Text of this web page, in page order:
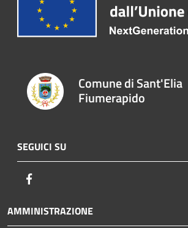
Comune di Sant'Elia
Fiumerapido
SEGUICI SU
AMMINISTRAZIONE